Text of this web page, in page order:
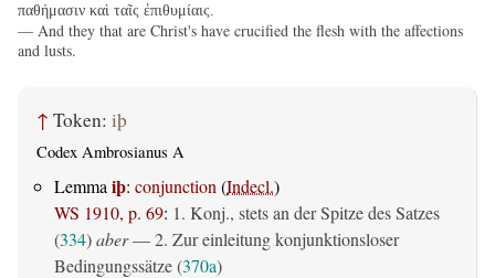
παθήμασιν καὶ ταῖς ἐπιθυμίαις.
— And they that are Christ's have crucified the flesh with the affections
and lusts.
↑ Token: iþ
Codex Ambrosianus A
Lemma iþ: conjunction (Indecl.)
WS 1910, p. 69: 1. Konj., stets an der Spitze des Satzes
(334)aber— 2. Zur einleitung konjunktionsloser
Bedingungssätze (370a)